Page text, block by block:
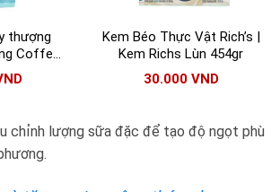
thượng
Coffee
pha phin
Kem Béo Thực Vật Rich’s |
Kem Richs Lùn 454gr
30.000 VND
chỉnh lượng sữa đặc để tạo độ ngọt phù